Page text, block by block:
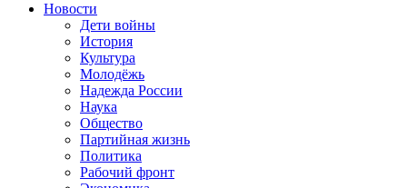
Новости
Дети войны
История
Культура
Молодёжь
Надежда России
Наука
Общество
Партийная жизнь
Политика
Рабочий фронт